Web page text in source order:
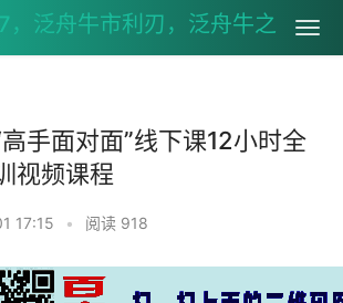
手面对面”线下课12小时全
视频课程
17:15 • 阅读 918